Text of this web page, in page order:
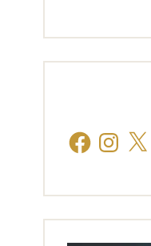
FacebookInstagram
X